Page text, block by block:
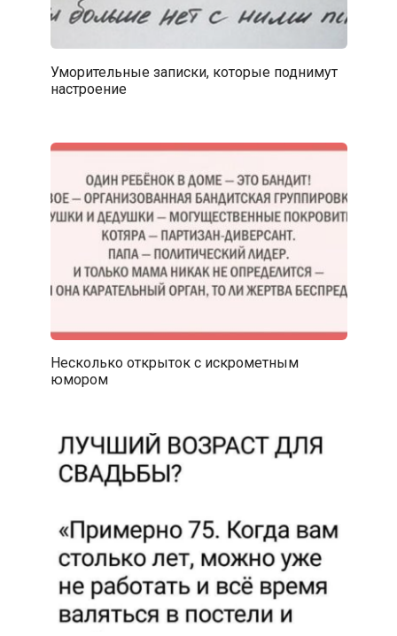
Уморительные записки, которые поднимут
настроение
Несколько открыток с искрометным
юмором